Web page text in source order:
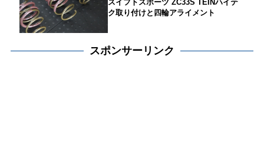
スイフトスポーツ ZC33S TEINハイテ
ク取り付けと四輪アライメント
スポンサーリンク